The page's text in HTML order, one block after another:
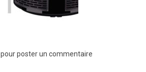
pour poster un commentaire